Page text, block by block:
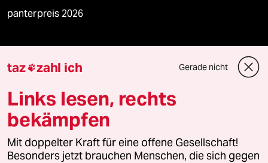
panterpreis 2026
Podcast
bundestalk
fernverbindung
taz zahl ich Gerade nicht
Links lesen, rechts
bekämpfen
Mit doppelter Kraft für eine offene Gesellschaft!
Besonders jetzt brauchen Menschen, die sich gegen